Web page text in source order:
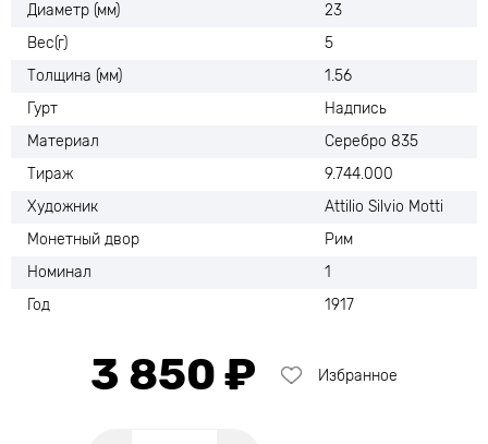
Диаметр (мм)
23
Вес(г)
5
Толщина (мм)
1.56
Гурт
Надпись
Материал
Серебро 835
Тираж
9.744.000
Художник
Attilio Silvio Motti
Монетный двор
Рим
Номинал
1
Год
1917
3 850 ₽ Избранное